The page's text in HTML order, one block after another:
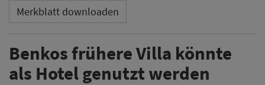
Merkblatt downloaden
Benkos frühere Villa könnte
als Hotel genutzt werden